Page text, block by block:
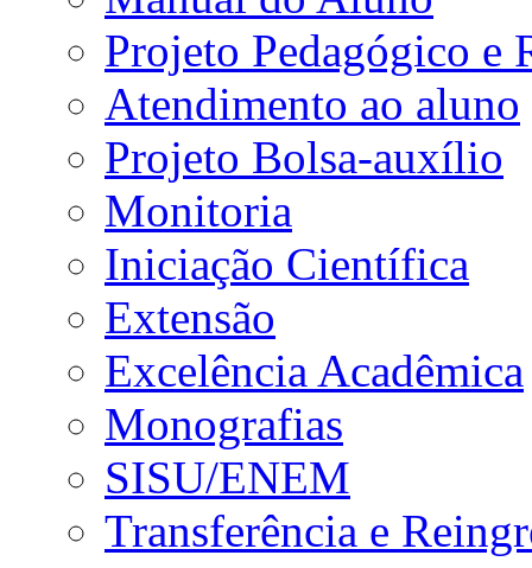
Projeto Pedagógico e
Atendimento ao aluno
Projeto Bolsa-auxílio
Monitoria
Iniciação Científica
Extensão
Excelência Acadêmica
Monografias
SISU/ENEM
Transferência e